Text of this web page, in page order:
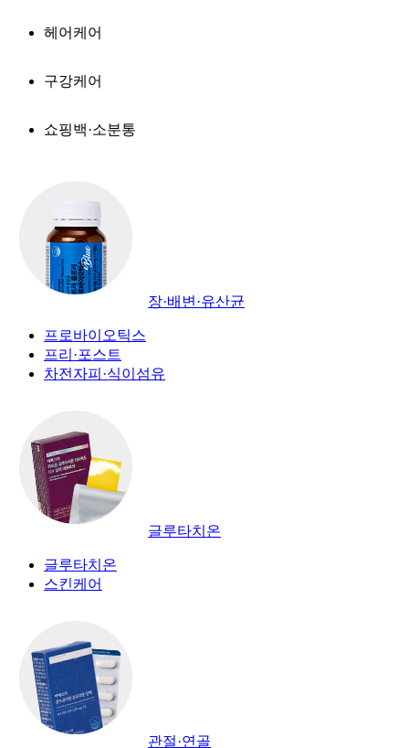
헤어케어
구강케어
쇼핑백·소분통
장·배변·유산균
프로바이오틱스
프리·포스트
차전자피·식이섬유
글루타치온
글루타치온
스킨케어
관절·연골